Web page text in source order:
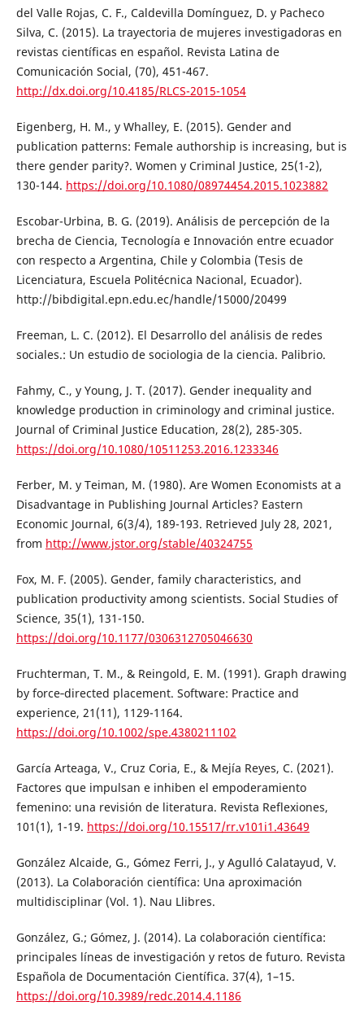
del Valle Rojas, C. F., Caldevilla Domínguez, D. y Pacheco
Silva, C. (2015). La trayectoria de mujeres investigadoras en
revistas científicas en español. Revista Latina de
Comunicación Social, (70), 451-467.
http://dx.doi.org/10.4185/RLCS-2015-1054
Eigenberg, H. M., y Whalley, E. (2015). Gender and
publication patterns: Female authorship is increasing, but is
there gender parity?. Women y Criminal Justice, 25(1-2),
130-144. https://doi.org/10.1080/08974454.2015.1023882
Escobar-Urbina, B. G. (2019). Análisis de percepción de la
brecha de Ciencia, Tecnología e Innovación entre ecuador
con respecto a Argentina, Chile y Colombia (Tesis de
Licenciatura, Escuela Politécnica Nacional, Ecuador).
http://bibdigital.epn.edu.ec/handle/15000/20499
Freeman, L. C. (2012). El Desarrollo del análisis de redes
sociales.: Un estudio de sociologia de la ciencia. Palibrio.
Fahmy, C., y Young, J. T. (2017). Gender inequality and
knowledge production in criminology and criminal justice.
Journal of Criminal Justice Education, 28(2), 285-305.
https://doi.org/10.1080/10511253.2016.1233346
Ferber, M. y Teiman, M. (1980). Are Women Economists at a
Disadvantage in Publishing Journal Articles? Eastern
Economic Journal, 6(3/4), 189-193. Retrieved July 28, 2021,
from http://www.jstor.org/stable/40324755
Fox, M. F. (2005). Gender, family characteristics, and
publication productivity among scientists. Social Studies of
Science, 35(1), 131-150.
https://doi.org/10.1177/0306312705046630
Fruchterman, T. M., & Reingold, E. M. (1991). Graph drawing
by force‐directed placement. Software: Practice and
experience, 21(11), 1129-1164.
https://doi.org/10.1002/spe.4380211102
García Arteaga, V., Cruz Coria, E., & Mejía Reyes, C. (2021).
Factores que impulsan e inhiben el empoderamiento
femenino: una revisión de literatura. Revista Reflexiones,
101(1), 1-19. https://doi.org/10.15517/rr.v101i1.43649
González Alcaide, G., Gómez Ferri, J., y Agulló Calatayud, V.
(2013). La Colaboración científica: Una aproximación
multidisciplinar (Vol. 1). Nau Llibres.
González, G.; Gómez, J. (2014). La colaboración científica:
principales líneas de investigación y retos de futuro. Revista
Española de Documentación Científica. 37(4), 1–15.
https://doi.org/10.3989/redc.2014.4.1186